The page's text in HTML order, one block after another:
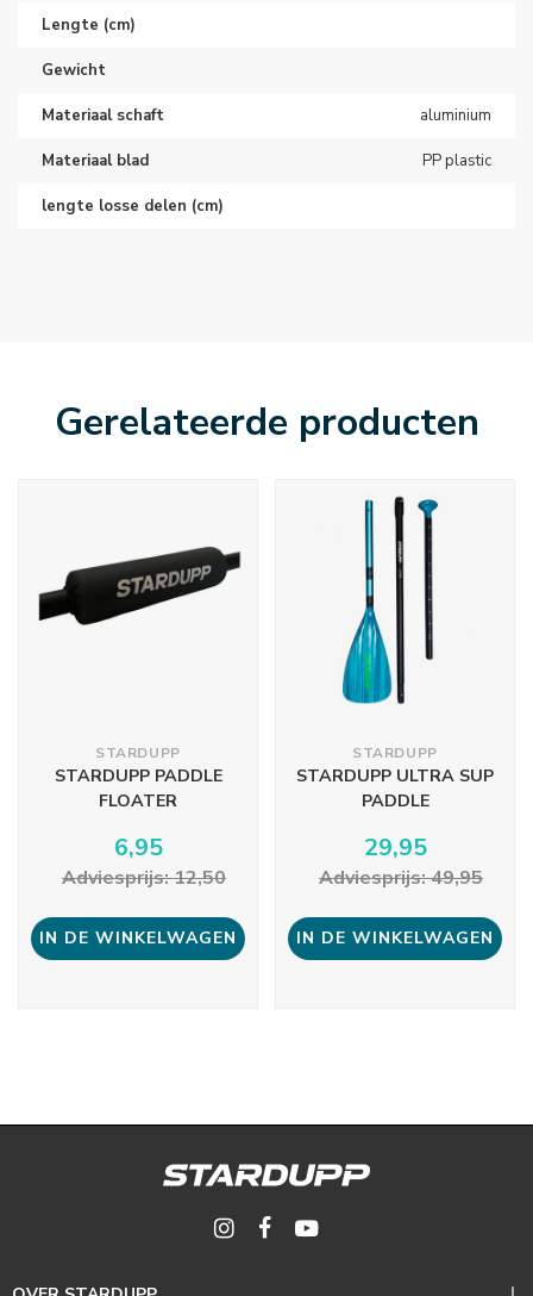
Lengte (cm)
Gewicht
Materiaal schaft aluminium
Materiaal blad PP plastic
lengte losse delen (cm)
Gerelateerde producten
STARDUPP
STARDUPP PADDLE
FLOATER
6,95
Adviesprijs: 12,50
IN DE WINKELWAGEN
STARDUPP
STARDUPP ULTRA SUP
PADDLE
29,95
Adviesprijs: 49,95
IN DE WINKELWAGEN